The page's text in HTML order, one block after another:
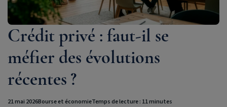
Crédit privé : faut-il se
méfier des évolutions
récentes ?
21 mai 2026Bourse et économieTemps de lecture : 11 minutes